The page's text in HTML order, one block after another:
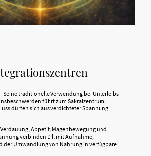
– Seine traditionelle Verwendung bei Unterleibs-
führt zum Sakralzentrum.
dürfen sich aus verdichteter Spannung
Verdauung, Appetit, Magenbewegung und
verbinden Dill mit Aufnahme,
der Umwandlung von Nahrung in verfügbare